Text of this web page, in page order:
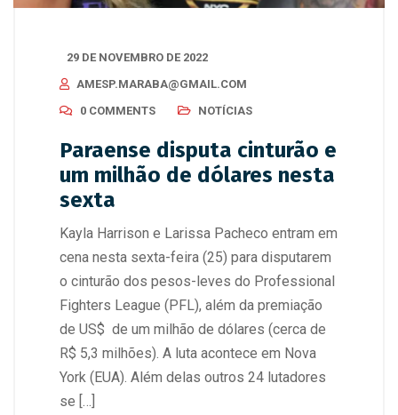
29 DE NOVEMBRO DE 2022
AMESP.MARABA@GMAIL.COM
0 COMMENTS
NOTÍCIAS
Paraense disputa cinturão e
um milhão de dólares nesta
sexta
Kayla Harrison e Larissa Pacheco entram em
cena nesta sexta-feira (25) para disputarem
o cinturão dos pesos-leves do Professional
Fighters League (PFL), além da premiação
de US$ de um milhão de dólares (cerca de
R$ 5,3 milhões). A luta acontece em Nova
York (EUA). Além delas outros 24 lutadores
se […]